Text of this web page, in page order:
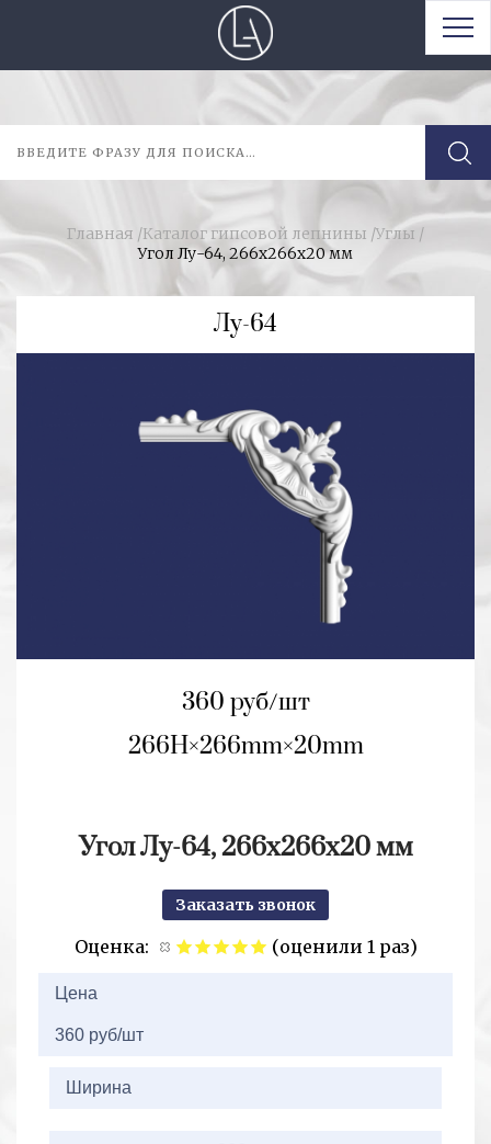
Главная /Каталог гипсовой лепнины /Углы /
Угол Лу-64, 266х266х20 мм
Лу-64
360 руб/шт
266H 266mm 20mm
Угол Лу-64, 266х266х20 мм
Заказать звонок
Оценка:
(оценили 1 раз)
Цена
360 руб/шт
Ширина